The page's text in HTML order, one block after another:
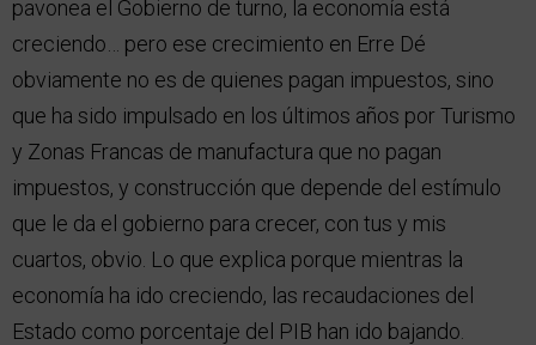
pavonea el Gobierno de turno, la economía está
creciendo… pero ese crecimiento en Erre Dé
obviamente no es de quienes pagan impuestos, sino
que ha sido impulsado en los últimos años por Turismo
y Zonas Francas de manufactura que no pagan
impuestos, y construcción que depende del estímulo
que le da el gobierno para crecer, con tus y mis
cuartos, obvio. Lo que explica porque mientras la
economía ha ido creciendo, las recaudaciones del
Estado como porcentaje del PIB han ido bajando.